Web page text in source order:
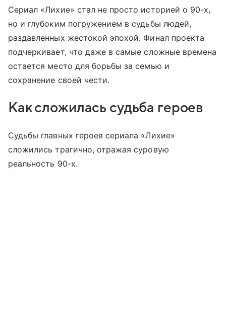
Сериал «Лихие» стал не просто историей о 90-х,
но и глубоким погружением в судьбы людей,
раздавленных жестокой эпохой. Финал проекта
подчеркивает, что даже в самые сложные времена
остается место для борьбы за семью и
сохранение своей чести.
Как сложилась судьба героев
Судьбы главных героев сериала «Лихие»
сложились трагично, отражая суровую
реальность 90-х.